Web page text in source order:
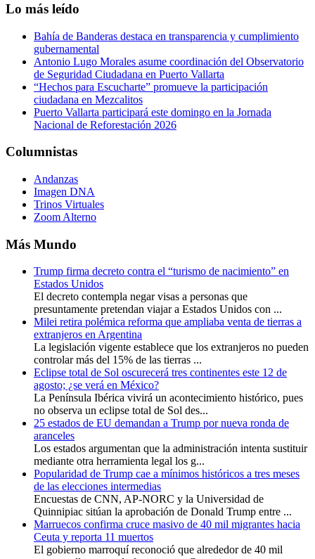
Lo más leído
Bahía de Banderas destaca en transparencia y cumplimiento
gubernamental
Antonio Lugo Morales asume coordinación del Observatorio
de Seguridad Ciudadana en Puerto Vallarta
“Hechos para Escucharte” promueve la participación
ciudadana en Mezcalitos
Puerto Vallarta participará este domingo en la Jornada
Nacional de Reforestación 2026
Columnistas
Andanzas
Imagen DNA
Trinos Virtuales
Zoom Alterno
Más Mundo
Trump firma decreto contra el “turismo de nacimiento” en
Estados Unidos
El decreto contempla negar visas a personas que
presuntamente pretendan viajar a Estados Unidos con ...
Milei retira polémica reforma que ampliaba venta de tierras a
extranjeros en Argentina
La legislación vigente establece que los extranjeros no pueden
controlar más del 15% de las tierras ...
Eclipse total de Sol oscurecerá tres continentes este 12 de
agosto; ¿se verá en México?
La Península Ibérica vivirá un acontecimiento histórico, pues
no observa un eclipse total de Sol des...
25 estados de EU demandan a Trump por nueva ronda de
aranceles
Los estados argumentan que la administración intenta sustituir
mediante otra herramienta legal los g...
Popularidad de Trump cae a mínimos históricos a tres meses
de las elecciones intermedias
Encuestas de CNN, AP-NORC y la Universidad de
Quinnipiac sitúan la aprobación de Donald Trump entre ...
Marruecos confirma cruce masivo de 40 mil migrantes hacia
Ceuta y reporta 11 muertos
El gobierno marroquí reconoció que alrededor de 40 mil